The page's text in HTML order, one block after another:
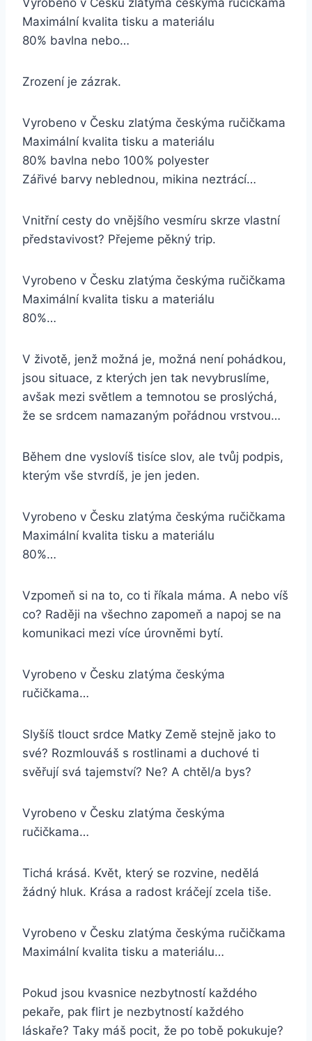
Vyrobeno v Česku zlatýma českýma ručičkama
Maximální kvalita tisku a materiálu
80% bavlna nebo…
Zrození je zázrak.
Vyrobeno v Česku zlatýma českýma ručičkama
Maximální kvalita tisku a materiálu
80% bavlna nebo 100% polyester
Zářivé barvy neblednou, mikina neztrácí…
Vnitřní cesty do vnějšího vesmíru skrze vlastní
představivost? Přejeme pěkný trip.
Vyrobeno v Česku zlatýma českýma ručičkama
Maximální kvalita tisku a materiálu
80%…
V životě, jenž možná je, možná není pohádkou,
jsou situace, z kterých jen tak nevybruslíme,
avšak mezi světlem a temnotou se proslýchá,
že se srdcem namazaným pořádnou vrstvou…
Během dne vyslovíš tisíce slov, ale tvůj podpis,
kterým vše stvrdíš, je jen jeden.
Vyrobeno v Česku zlatýma českýma ručičkama
Maximální kvalita tisku a materiálu
80%…
Vzpomeň si na to, co ti říkala máma. A nebo víš
co? Raději na všechno zapomeň a napoj se na
komunikaci mezi více úrovněmi bytí.
Vyrobeno v Česku zlatýma českýma
ručičkama…
Slyšíš tlouct srdce Matky Země stejně jako to
své? Rozmlouváš s rostlinami a duchové ti
svěřují svá tajemství? Ne? A chtěl/a bys?
Vyrobeno v Česku zlatýma českýma
ručičkama…
Tichá krásá. Květ, který se rozvine, nedělá
žádný hluk. Krása a radost kráčejí zcela tiše.
Vyrobeno v Česku zlatýma českýma ručičkama
Maximální kvalita tisku a materiálu…
Pokud jsou kvasnice nezbytností každého
pekaře, pak flirt je nezbytností každého
láskaře? Taky máš pocit, že po tobě pokukuje?